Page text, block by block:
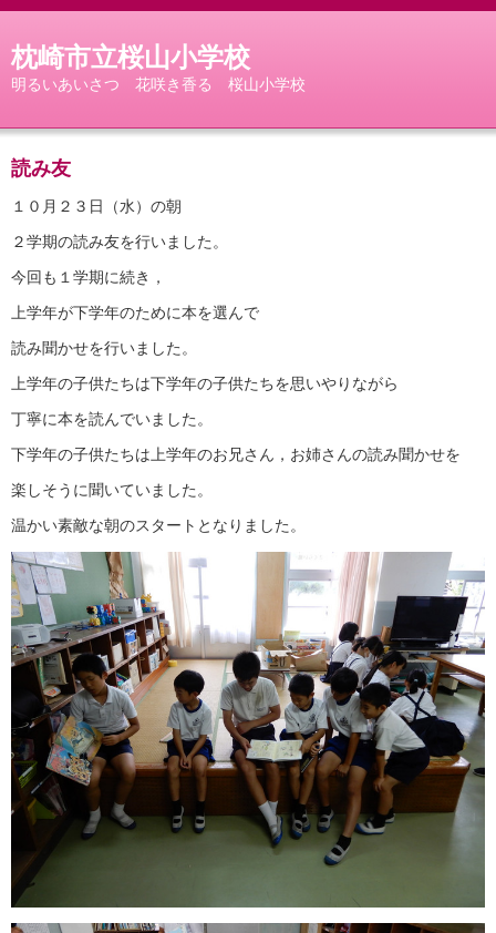
枕崎市立桜山小学校
明るいあいさつ 花咲き香る 桜山小学校
読み友
１０月２３日（水）の朝
２学期の読み友を行いました。
今回も１学期に続き，
上学年が下学年のために本を選んで
読み聞かせを行いました。
上学年の子供たちは下学年の子供たちを思いやりながら
丁寧に本を読んでいました。
下学年の子供たちは上学年のお兄さん，お姉さんの読み聞かせを
楽しそうに聞いていました。
温かい素敵な朝のスタートとなりました。